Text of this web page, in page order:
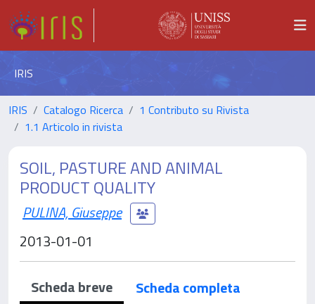
IRIS
IRIS Catalogo Ricerca
1 Contributo su Rivista
1.1 Articolo in rivista
SOIL, PASTURE AND ANIMAL
PRODUCT QUALITY
PULINA, Giuseppe
2013-01-01
Scheda breve
Scheda completa